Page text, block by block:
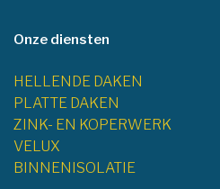
Onze diensten
HELLENDE DAKEN
PLATTE DAKEN
ZINK- EN KOPERWERK
VELUX
BINNENISOLATIE